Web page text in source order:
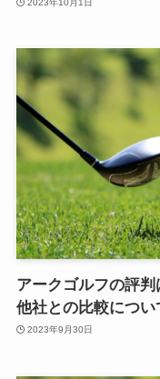
アークゴルフの評
他社との比較につい
2023年9月30日